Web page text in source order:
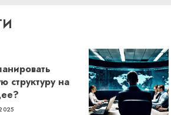
структуру на